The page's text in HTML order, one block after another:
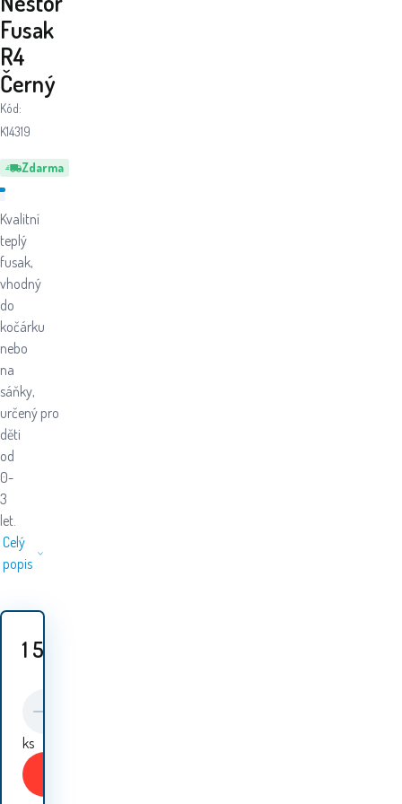
Zdarma
Fusak
R4
Černý
Kód:
K14319
Kvalitní
teplý
fusak,
vhodný
do
kočárku
nebo
na
sáňky,
určený pro
děti
od
0-
3
let.
Celý
popis
1 565
ks